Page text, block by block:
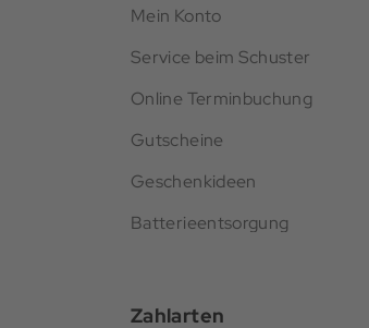
Mein Konto
Service beim Schuster
Online Terminbuchung
Gutscheine
Geschenkideen
Batterieentsorgung
Zahlarten